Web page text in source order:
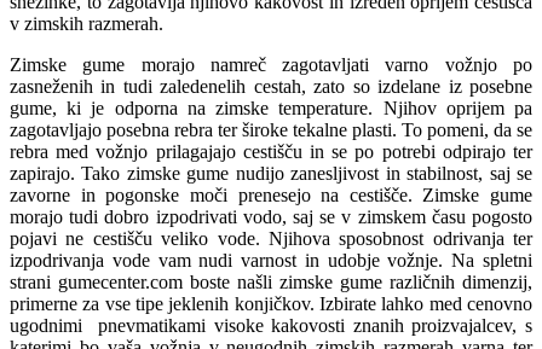
v zimskih razmerah.
Zimske gume morajo namreč zagotavljati varno vožnjo po
zasneženih in tudi zaledenelih cestah, zato so izdelane iz posebne
gume, ki je odporna na zimske temperature. Njihov oprijem pa
zagotavljajo posebna rebra ter široke tekalne plasti. To pomeni, da se
rebra med vožnjo prilagajajo cestišču in se po potrebi odpirajo ter
zapirajo. Tako zimske gume nudijo zanesljivost in stabilnost, saj se
zavorne in pogonske moči prenesejo na cestišče. Zimske gume
morajo tudi dobro izpodrivati vodo, saj se v zimskem času pogosto
pojavi ne cestišču veliko vode. Njihova sposobnost odrivanja ter
izpodrivanja vode vam nudi varnost in udobje vožnje. Na spletni
strani gumecenter.com boste našli zimske gume različnih dimenzij,
primerne za vse tipe jeklenih konjičkov. Izbirate lahko med cenovno
ugodnimi pnevmatikami visoke kakovosti znanih proizvajalcev, s